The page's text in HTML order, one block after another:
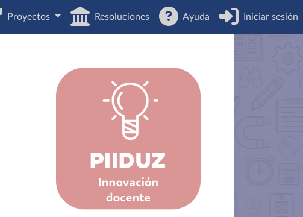
Proyectos Resoluciones Ayuda Iniciar sesión